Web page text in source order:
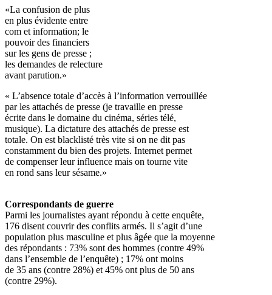
«La confusion de plus
en plus évidente entre
com et information; le
pouvoir des financiers
sur les gens de presse ;
les demandes de relecture
avant parution.»
« L’absence totale d’accès à l’information verrouillée
par les attachés de presse (je travaille en presse
écrite dans le domaine du cinéma, séries télé,
musique). La dictature des attachés de presse est
totale. On est blacklisté très vite si on ne dit pas
constamment du bien des projets. Internet permet
de compenser leur influence mais on tourne vite
en rond sans leur sésame.»
Correspondants de guerre
Parmi les journalistes ayant répondu à cette enquête,
176 disent couvrir des conflits armés. Il s’agit d’une
population plus masculine et plus âgée que la moyenne
des répondants : 73% sont des hommes (contre 49%
dans l’ensemble de l’enquête) ; 17% ont moins
de 35 ans (contre 28%) et 45% ont plus de 50 ans
(contre 29%).